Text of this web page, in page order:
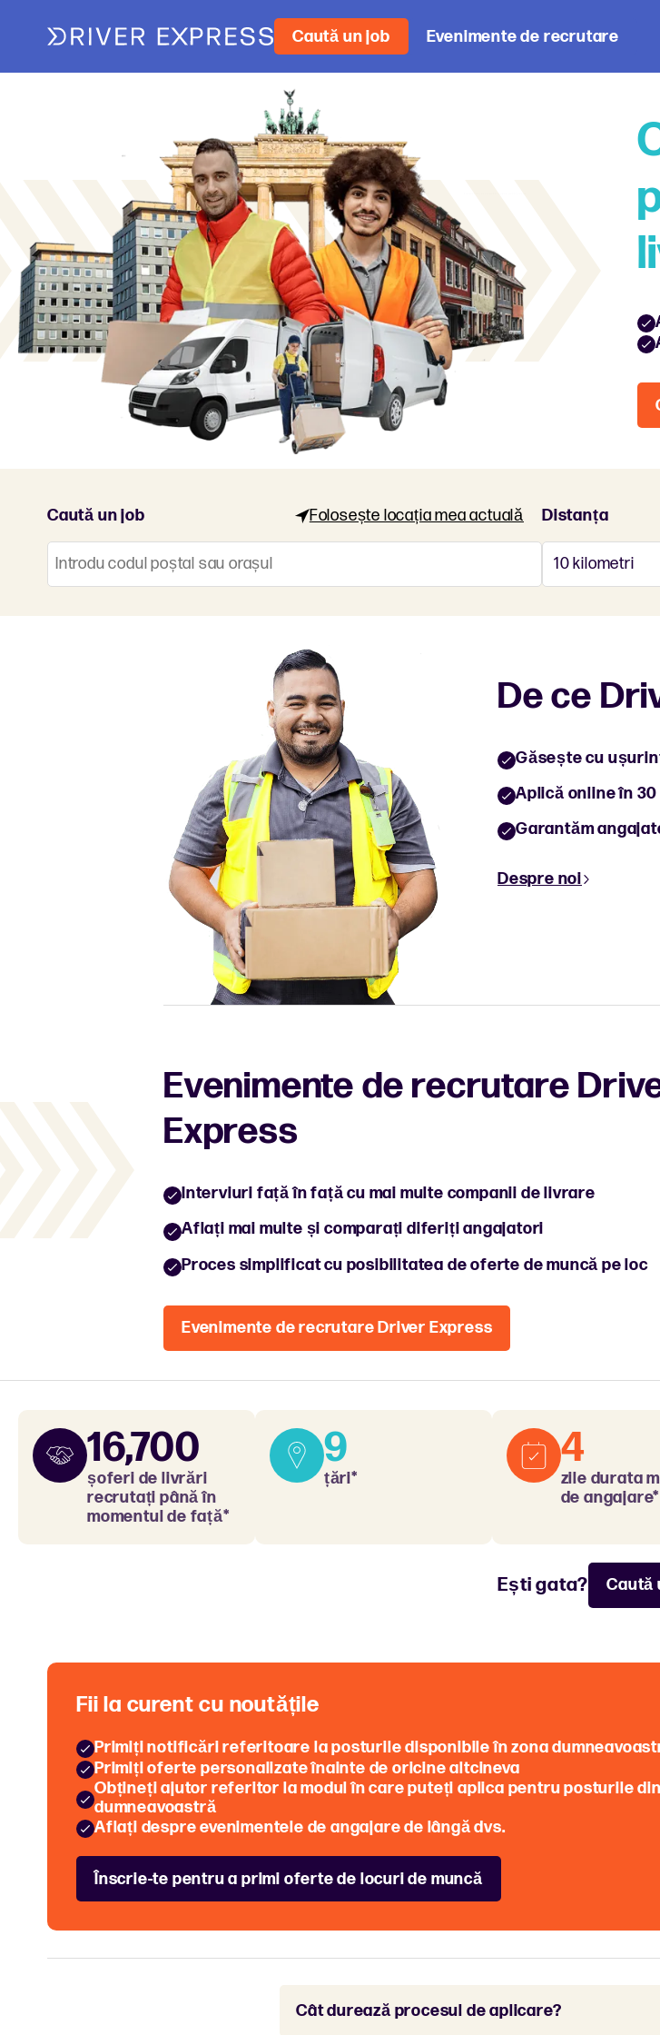
Caută un job Evenimente de recrutare
Caută un job Folosește locația mea actuală Distanța
De ce
Găsește cu
Aplică online în
Garantăm
Despre noi
Evenimente de recrutare
Express
Interviuri față în față cu mai multe companii de livrare
Aflați mai multe și comparați diferiți angajatori
Proces simplificat cu posibilitatea de oferte de muncă pe loc
Evenimente de recrutare Driver Express
16,700
șoferi de livrări
recrutați până în
momentul de față*
9
țări*
4
zile durata
de angajare*
Ești gata? Caută
Fii la curent cu noutățile
Primiți notificări referitoare la posturile disponibile în zona
Primiți oferte personalizate înainte de oricine altcineva
Obțineți ajutor referitor la modul în care puteți aplica pentru posturile
dumneavoastră
Aflați despre evenimentele de angajare de lângă dvs.
Înscrie-te pentru a primi oferte de locuri de muncă
Cât durează procesul de aplicare?